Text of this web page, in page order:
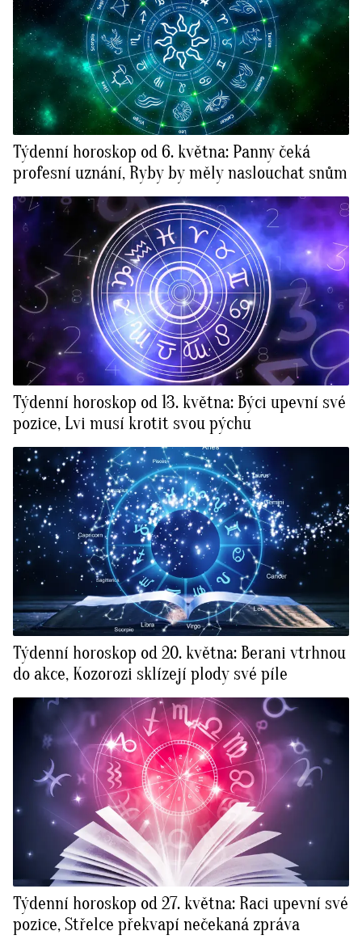
Týdenní horoskop od 6. května: Panny čeká
profesní uznání, Ryby by měly naslouchat snům
Týdenní horoskop od 13. května: Býci upevní své
pozice, Lvi musí krotit svou pýchu
Týdenní horoskop od 20. května: Berani vtrhnou
do akce, Kozorozi sklízejí plody své píle
Týdenní horoskop od 27. května: Raci upevní své
pozice, Střelce překvapí nečekaná zpráva